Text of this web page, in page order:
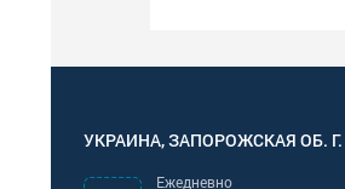
УКРАИНА,ЗАПОРОЖСКАЯ ОБ. Г.
Ежедневно